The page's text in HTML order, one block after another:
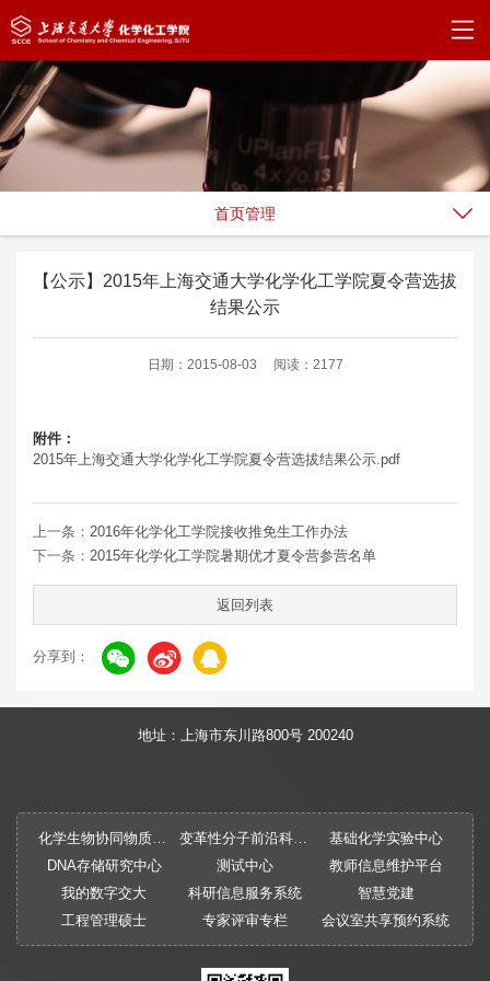
首页管理
【公示】2015年上海交通大学化学化工学院夏令营选拔
结果公示
日期：2015-08-03 阅读：2177
附件：
2015年上海交通大学化学化工学院夏令营选拔结果公示.pdf
上一条： 2016年化学化工学院接收推免生工作办法
下一条： 2015年化学化工学院暑期优才夏令营参营名单
返回列表
分享到：
地址：上海市东川路800号 200240
化学生物协同物质创制全国重点实验室 变革性分子前沿科学中心
基础化学实验中心
DNA存储研究中心
测试中心
教师信息维护平台
我的数字交大
科研信息服务系统
智慧党建
工程管理硕士
专家评审专栏 会议室共享预约系统